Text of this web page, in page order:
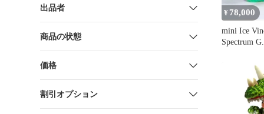
出品者
商品の状態
価格
割引オプション
¥ 78,000
mini Ice
Spectrum